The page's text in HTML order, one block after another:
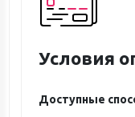
Условия
Доступные